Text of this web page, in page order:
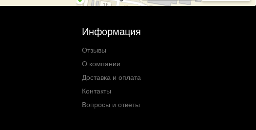
Информация
Отзывы
О компании
Доставка и оплата
Контакты
Вопросы и ответы